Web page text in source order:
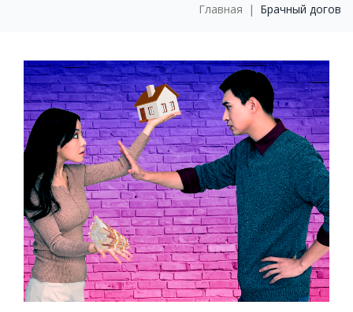
Главная | Брачный догов
МЕТКА:
БРАЧНЫЙ
ДОГОВ